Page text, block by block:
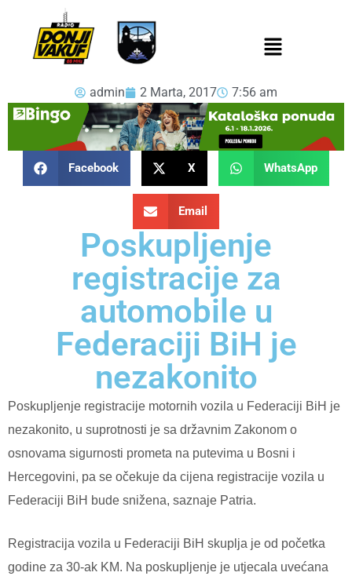
admin 2 Marta, 2017 7:56 am
Facebook X WhatsApp
Email
Poskupljenje
registracije za
automobile u
Federaciji BiH je
nezakonito
Poskupljenje registracije motornih vozila u Federaciji BiH je
nezakonito, u suprotnosti je sa državnim Zakonom o
osnovama sigurnosti prometa na putevima u Bosni i
Hercegovini, pa se očekuje da cijena registracije vozila u
Federaciji BiH bude snižena, saznaje Patria.
Registracija vozila u Federaciji BiH skuplja je od početka
godine za 30-ak KM. Na poskupljenje je utjecala uvećana